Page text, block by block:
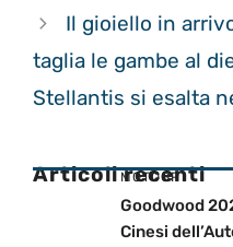
Il gioiello in
taglia le gambe al
Stellantis si esalta
Articoli recenti
MOTOGP
Goodwood
Cinesi